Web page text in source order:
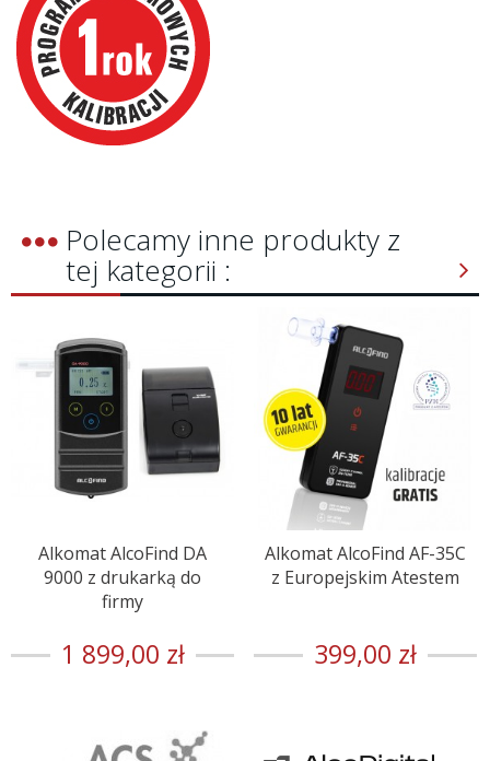
Polecamy inne produkty z
tej kategorii :
Alkomat AlcoFind DA
9000 z drukarką do
firmy
1 899,00 zł
Alkomat AlcoFind AF-35C
z Europejskim Atestem
399,00 zł